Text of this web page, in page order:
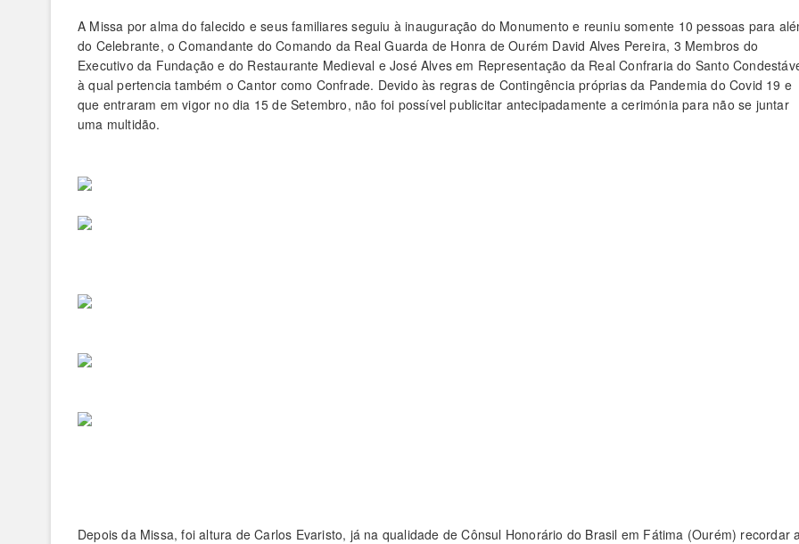
A Missa por alma do falecido e seus familiares seguiu à inauguração do Monumento e reuniu somente 10 pessoas para
do Celebrante, o Comandante do Comando da Real Guarda de Honra de Ourém David Alves Pereira, 3 Membros do
Executivo da Fundação e do Restaurante Medieval e José Alves em Representação da Real Confraria do Santo
à qual pertencia também o Cantor como Confrade. Devido às regras de Contingência próprias da Pandemia do Covid 19 e
que entraram em vigor no dia 15 de Setembro, não foi possível publicitar antecipadamente a cerimónia para não se juntar
uma multidão.
Depois da Missa, foi altura de Carlos Evaristo, já na qualidade de Cônsul Honorário do Brasil em Fátima (Ourém) recordar